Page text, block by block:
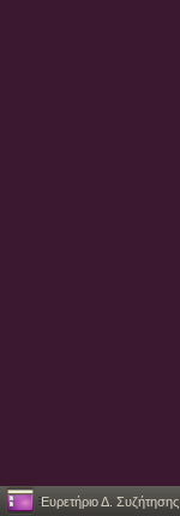
Ευρετήριο Δ. Συζήτησης